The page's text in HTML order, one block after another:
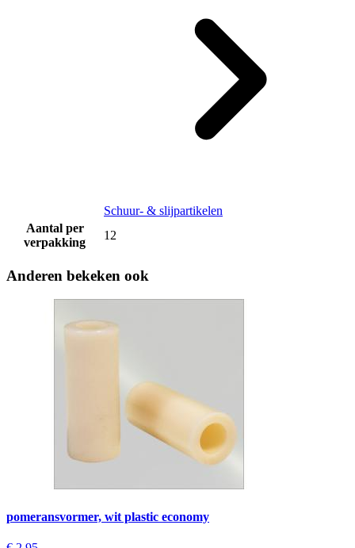
Schuur- & slijpartikelen
Aantal per
verpakking
12
Anderen bekeken ook
pomeransvormer, wit plastic economy